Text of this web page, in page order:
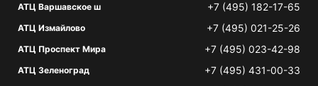
АТЦ Варшавское ш +7 (495) 182-17-65
АТЦ Измайлово +7 (495) 021-25-26
АТЦ Проспект Мира +7 (495) 023-42-98
АТЦ Зеленоград +7 (495) 431-00-33